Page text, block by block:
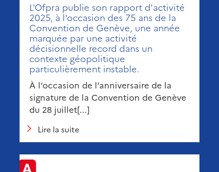
L'Ofpra publie son rapport d'activité
2025, à l'occasion des 75 ans de la
Convention de Genève, une année
marquée par une activité
décisionnelle record dans un
contexte géopolitique
particulièrement instable.
À l’occasion de l’anniversaire de la
signature de la Convention de Genève
du 28 juillet[...]
Lire la suite